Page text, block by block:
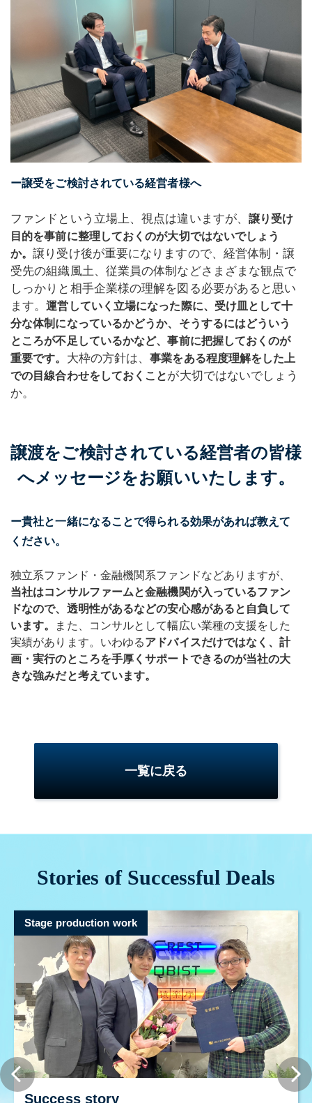
ー譲受をご検討されている経営者様へ
ファンドという立場上、視点は違いますが、 譲り受け
目的を事前に整理しておくのが大切ではないでしょう
か。譲り受け後が重要になりますので、経営体制・譲
受先の組織風土、従業員の体制などさまざまな観点で
しっかりと相手企業様の理解を図る必要があると思い
ます。運営していく立場になった際に、受け皿として十
分な体制になっているかどうか、そうするにはどういう
ところが不足しているかなど、事前に把握しておくのが
重要です。 大枠の方針は、事業をある程度理解をした上
での目線合わせをしておくことが大切ではないでしょう
か。
譲渡をご検討されている経営者の皆様
へメッセージをお願いいたします。
ー貴社と一緒になることで得られる効果があれば教えて
ください。
独立系ファンド・金融機関系ファンドなどありますが、
当社はコンサルファームと金融機関が入っているファン
ドなので、透明性があるなどの安心感があると自負して
います。
また、コンサルとして幅広い業種の支援をした
実績があります。いわゆるアドバイスだけではなく、計
画・実行のところを手厚くサポートできるのが当社の大
きな強みだと考えています。
一覧に戻る
Stories of Successful Deals
Stage production work
Success story